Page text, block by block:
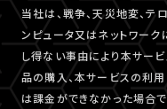
当社は、戦争、天災地変、テ
ンピュータ又はネットワー
し得ない事由により本サー
品の購入、本サービスの利用
は課金ができなかった場合